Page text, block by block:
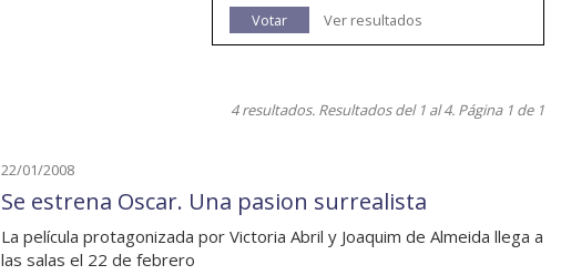
Votar
Ver resultados
4 resultados. Resultados del 1 al 4. Página 1 de 1
22/01/2008
Se estrena Oscar. Una pasion surrealista
La película protagonizada por Victoria Abril y Joaquim de Almeida llega a
las salas el 22 de febrero